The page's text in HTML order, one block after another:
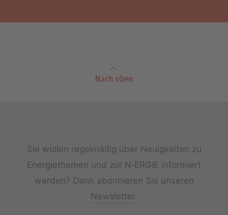
Nach oben
Sie wollen regelmäßig über Neuigkeiten zu
Energiethemen und zur N‑ERGIE informiert
werden? Dann abonnieren Sie unseren
Newsletter.